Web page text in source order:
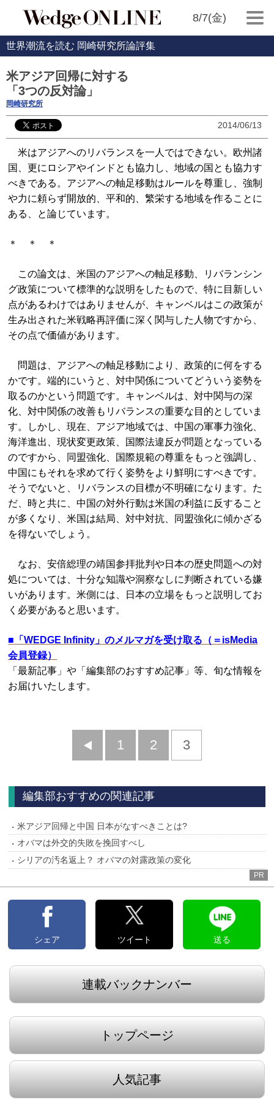
8/7(金)
世界潮流を読む 岡崎研究所論評集
米アジア回帰に対する
「3つの反対論」
岡崎研究所
2014/06/13
米はアジアへのリバランスを一人ではできない。欧州諸
国、更にロシアやインドとも協力し、地域の国とも協力す
べきである。アジアへの軸足移動はルールを尊重し、強制
や力に頼らず開放的、平和的、繁栄する地域を作ることに
ある、と論じています。
＊ ＊ ＊
この論文は、米国のアジアへの軸足移動、リバランシン
グ政策について標準的な説明をしたもので、特に目新しい
点があるわけではありませんが、キャンベルはこの政策が
生み出された米戦略再評価に深く関与した人物ですから、
その点で価値があります。
問題は、アジアへの軸足移動により、政策的に何をする
かです。端的にいうと、対中関係についてどういう姿勢を
取るのかという問題です。キャンベルは、対中関与の深
化、対中関係の改善もリバランスの重要な目的としていま
す。しかし、現在、アジア地域では、中国の軍事力強化、
海洋進出、現状変更政策、国際法違反が問題となっている
のですから、同盟強化、国際規範の尊重をもっと強調し、
中国にもそれを求めて行く姿勢をより鮮明にすべきです。
そうでないと、リバランスの目標が不明確になります。た
だ、時と共に、中国の対外行動は米国の利益に反すること
が多くなり、米国は結局、対中対抗、同盟強化に傾かざる
を得ないでしょう。
なお、安倍総理の靖国参拝批判や日本の歴史問題への対
処については、十分な知識や洞察なしに判断されている嫌
いがあります。米側には、日本の立場をもっと説明してお
く必要があると思います。
■ 「WEDGE Infinity」のメルマガを受け取る（＝isMedia
会員登録）
「最新記事」や「編集部のおすすめ記事」等、旬な情報を
お届けいたします。
前
1 2 3
編集部おすすめの関連記事
米アジア回帰と中国 日本がなすべきことは?
オバマは外交的失敗を挽回すべし
シリアの汚名返上？ オバマの対露政策の変化
PR
シェア ツイート 送る
連載バックナンバー
トップページ
人気記事